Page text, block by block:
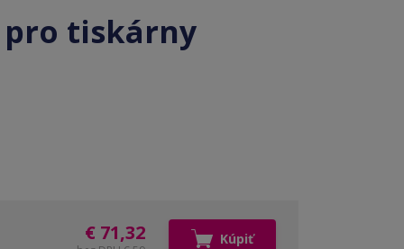
tiskárny
€ 71,32 Kúpiť